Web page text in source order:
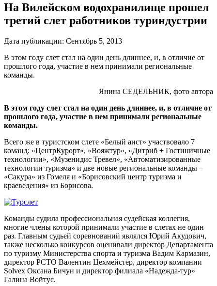
На Вилейском водохранилище прошел
третий слет работников туриндустрии
Дата публикации: Сентябрь 5, 2013
В этом году слет стал на один день длиннее, и, в отличие от
прошлого года, участие в нем принимали региональные
команды.
Янина СЕДЕЛЬНИК, фото автора
В этом году слет стал на один день длиннее, и, в отличие от
прошлого года, участие в нем принимали региональные
команды.
Всего же в туристском слете «Белый аист» участвовало 7
команд: «ЦентрКурорт», «Вояжтур», «Дитриб + Гостиничные
технологии», «Музенидис Тревел», «Автоматизированные
технологии туризма» и две новые региональные команды –
«Сакура» из Гомеля и «Борисовский центр туризма и
краеведения» из Борисова.
Команды судила профессиональная судейская коллегия,
многие члены которой принимали участие в слетах не один
раз. Главным судьей соревнований являлся Юрий Акудович,
также несколько конкурсов оценивали директор Департамента
по туризму Министерства спорта и туризма Вадим Кармазин,
директор РСТО Валентин Цехмейстер, директор компании
Solvex Оксана Бичун и директор филиала «Надежда-тур»
Галина Войтус.